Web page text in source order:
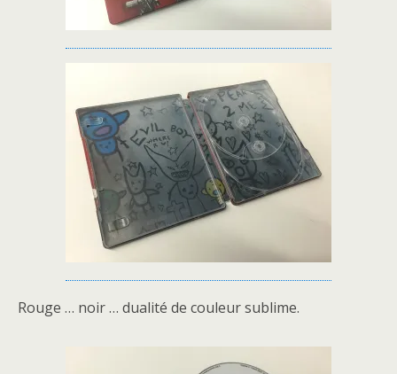
Rouge … noir … dualité de couleur sublime.